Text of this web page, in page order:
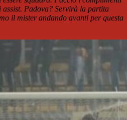
Padova? Servirà la partita
il mister andando avanti per questa